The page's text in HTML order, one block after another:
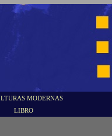
MODERNAS
LIBRO